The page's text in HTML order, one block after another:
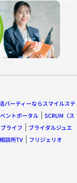
パーティーならスマイルステ
ントポータル
SCRUM（ス
ライフ
ブライダルジュエ
談所TV
フリジェリオ